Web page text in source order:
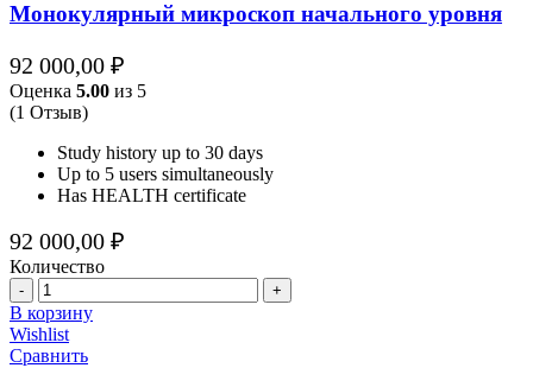
Монокулярный микроскоп начального уровня
92 000,00 ₽
Оценка 5.00 из 5
(1 Отзыв)
Study history up to 30 days
Up to 5 users simultaneously
Has HEALTH certificate
92 000,00 ₽
Количество
Количество
В корзину
Wishlist
Сравнить